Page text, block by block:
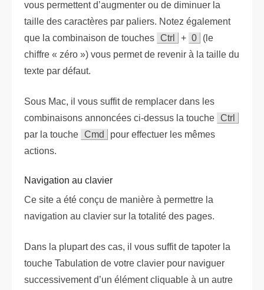
vous permettent d’augmenter ou de diminuer la
taille des caractères par paliers. Notez également
que la combinaison de touches Ctrl + 0
(le
chiffre « zéro ») vous permet de revenir à la taille du
texte par défaut.
Sous Mac, il vous suffit de remplacer dans les
combinaisons annoncées ci-dessus la touche Ctrl
par la touche Cmd
pour effectuer les mêmes
actions.
Navigation au clavier
Ce site a été conçu de manière à permettre la
navigation au clavier sur la totalité des pages.
Dans la plupart des cas, il vous suffit de tapoter la
touche Tabulation de votre clavier pour naviguer
successivement d’un élément cliquable à un autre